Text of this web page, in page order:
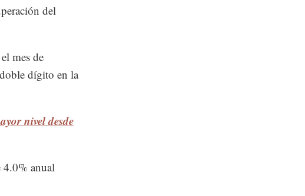
del
mes de
dígito en la
nivel desde
4.0% anual